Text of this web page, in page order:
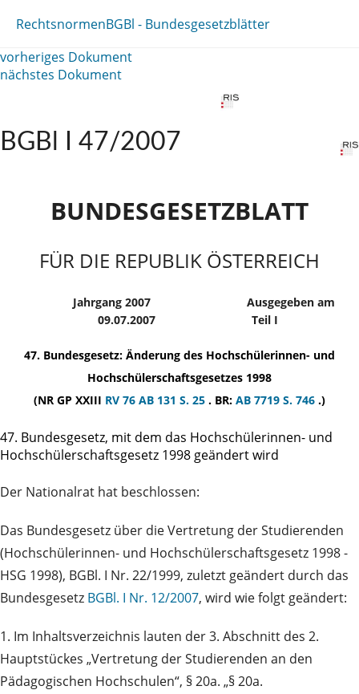
RechtsnormenBGBl - Bundesgesetzblätter
vorheriges Dokument
nächstes Dokument
BGBl I 47/2007
BUNDESGESETZBLATT
FÜR DIE REPUBLIK ÖSTERREICH
Jahrgang 2007
Ausgegeben am
09.07.2007
Teil I
47. Bundesgesetz: Änderung des Hochschülerinnen- und
Hochschülerschaftsgesetzes 1998
(NR GP XXIII RV 76 AB 131 S. 25 . BR: AB 7719 S. 746 .)
47. Bundesgesetz, mit dem das Hochschülerinnen- und
Hochschülerschaftsgesetz 1998 geändert wird
Der Nationalrat hat beschlossen:
Das Bundesgesetz über die Vertretung der Studierenden
(Hochschülerinnen- und Hochschülerschaftsgesetz 1998 -
HSG 1998), BGBl. I Nr. 22/1999, zuletzt geändert durch das
Bundesgesetz BGBl. I Nr. 12/2007, wird wie folgt geändert:
1. Im Inhaltsverzeichnis lauten der 3. Abschnitt des 2.
Hauptstückes „Vertretung der Studierenden an den
Pädagogischen Hochschulen“, § 20a. „§ 20a.